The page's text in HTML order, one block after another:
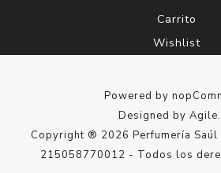
Carrito
Wishlist
Powered by
Designed by
Copyright ® 2026 Perfumería Saúl
215058770012 - Todos los